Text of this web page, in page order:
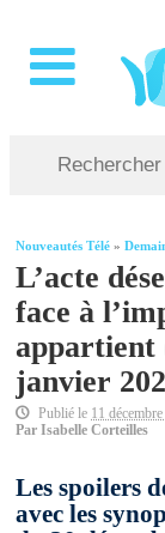
Nouveautés Télé »
L’acte
face à
appartient
janvier
Publié le 11
ParIsabelle Corteilles
Les spoilers
avec les